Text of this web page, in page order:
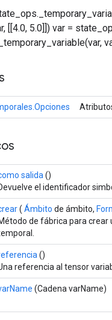
[[4.0, 5.0]]) var =
salida ()
el identificador
( Ámbito de ámbito,
de fábrica para crear
()
referencia al tensor
(Cadena varName)